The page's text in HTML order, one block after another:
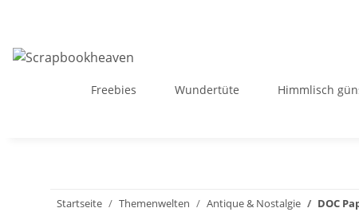
Freebies Wundertüte Himmlisch
Startseite Themenwelten Antique & Nostalgie DOC